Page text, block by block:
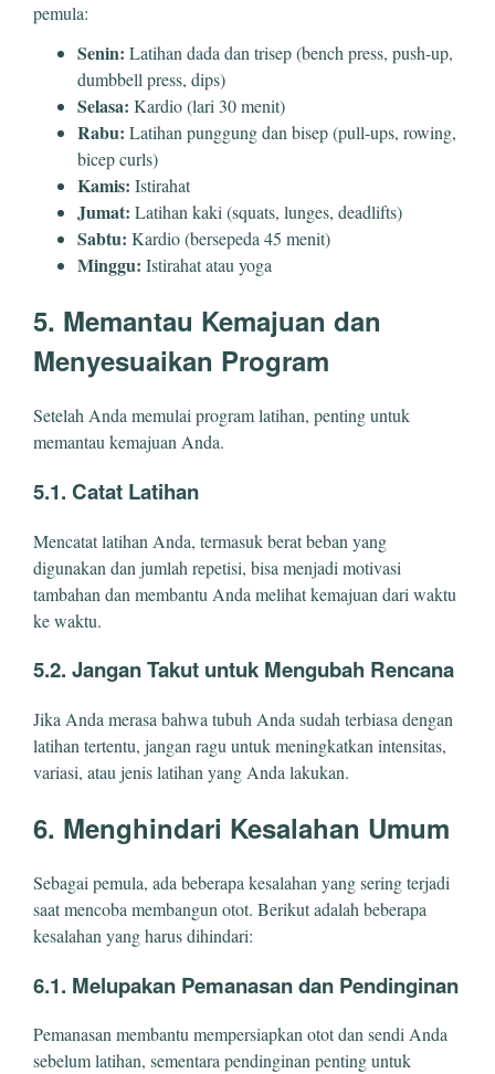
pemula:
Senin: Latihan dada dan trisep (bench press, push-up,
dumbbell press, dips)
Selasa: Kardio (lari 30 menit)
Rabu: Latihan punggung dan bisep (pull-ups, rowing,
bicep curls)
Kamis: Istirahat
Jumat: Latihan kaki (squats, lunges, deadlifts)
Sabtu: Kardio (bersepeda 45 menit)
Minggu: Istirahat atau yoga
5. Memantau Kemajuan dan
Menyesuaikan Program
Setelah Anda memulai program latihan, penting untuk
memantau kemajuan Anda.
5.1. Catat Latihan
Mencatat latihan Anda, termasuk berat beban yang
digunakan dan jumlah repetisi, bisa menjadi motivasi
tambahan dan membantu Anda melihat kemajuan dari waktu
ke waktu.
5.2. Jangan Takut untuk Mengubah Rencana
Jika Anda merasa bahwa tubuh Anda sudah terbiasa dengan
latihan tertentu, jangan ragu untuk meningkatkan intensitas,
variasi, atau jenis latihan yang Anda lakukan.
6. Menghindari Kesalahan Umum
Sebagai pemula, ada beberapa kesalahan yang sering terjadi
saat mencoba membangun otot. Berikut adalah beberapa
kesalahan yang harus dihindari:
6.1. Melupakan Pemanasan dan Pendinginan
Pemanasan membantu mempersiapkan otot dan sendi Anda
sebelum latihan, sementara pendinginan penting untuk